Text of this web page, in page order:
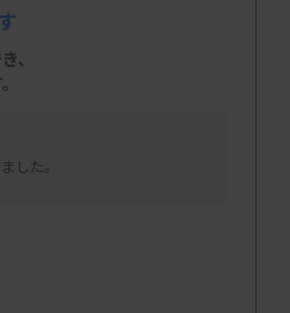
、
した。